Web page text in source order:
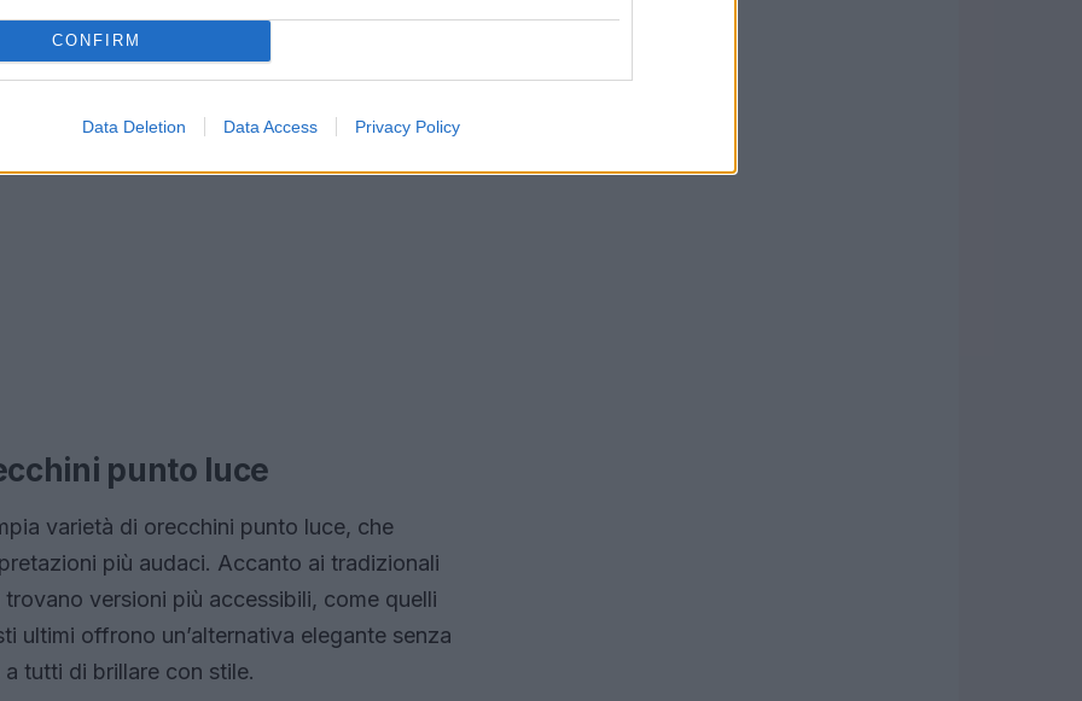
CONFIRM
Data Deletion Data Access Privacy Policy
punto luce
varietà di orecchini punto luce, che
più audaci. Accanto ai tradizionali
versioni più accessibili, come quelli
ultimi offrono un’alternativa elegante senza
tutti di brillare con stile.